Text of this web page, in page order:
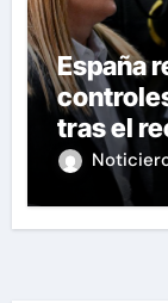
España
tras el
las